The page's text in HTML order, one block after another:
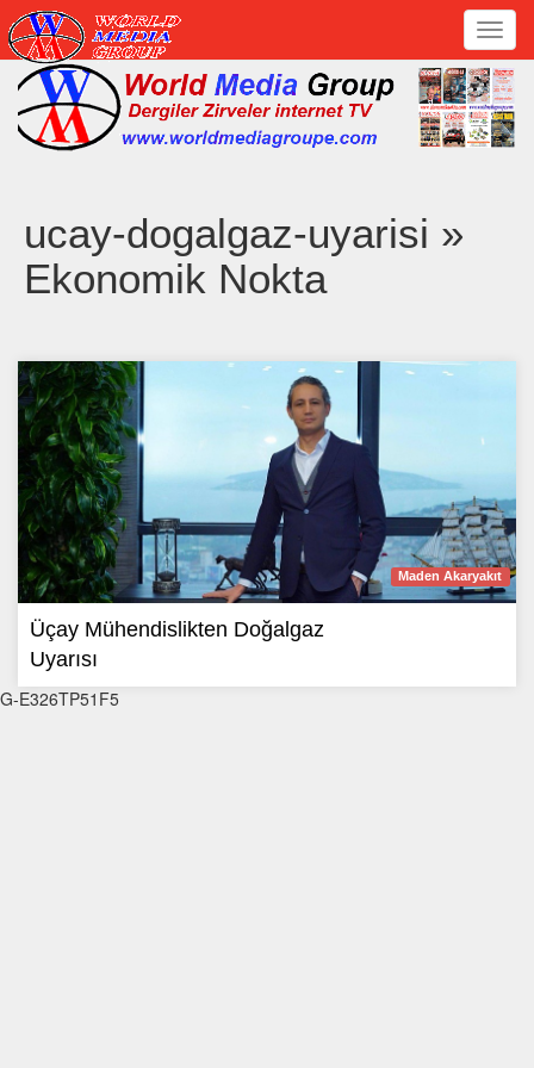
ucay-dogalgaz-uyarisi »
Ekonomik Nokta
Maden Akaryakıt
Üçay Mühendislikten Doğalgaz
Uyarısı
G-E326TP51F5